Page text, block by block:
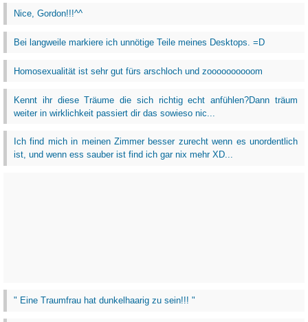
Nice, Gordon!!!^^
Bei langweile markiere ich unnötige Teile meines Desktops. =D
Homosexualität ist sehr gut fürs arschloch und zoooooooooom
Kennt ihr diese Träume die sich richtig echt anfühlen?Dann träum
weiter in wirklichkeit passiert dir das sowieso nic...
Ich find mich in meinen Zimmer besser zurecht wenn es unordentlich
ist, und wenn ess sauber ist find ich gar nix mehr XD...
" Eine Traumfrau hat dunkelhaarig zu sein!!! "